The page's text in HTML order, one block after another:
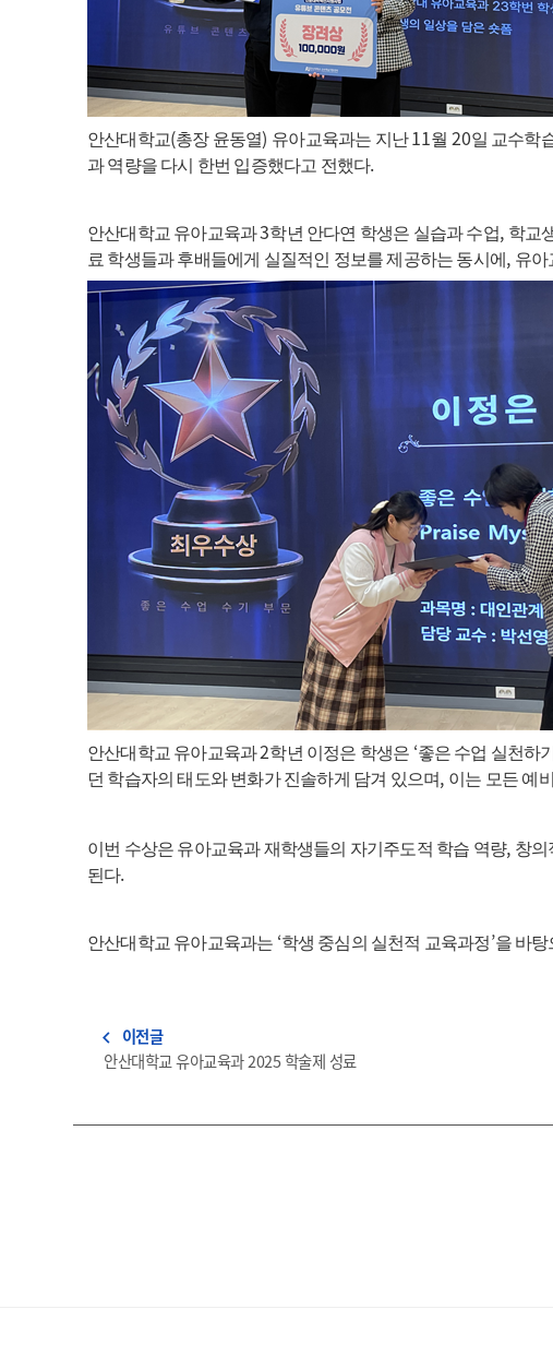
안산대학교(총장 윤동열) 유아교육과는 지난11월 20일 교수학
과 역량을 다시 한번 입증했다고 전했다.
안산대학교 유아교육과3학년 안다연 학생은 실습과 수업, 학교
료 학생들과 후배들에게 실질적인 정보를 제공하는 동시에 , 유아
안산대학교 유아교육과2학년 이정은 학생은 ‘좋은 수업 실천하기
던 학습자의 태도와 변화가 진솔하게 담겨 있으며, 이는 모든 예
이번 수상은 유아교육과 재학생들의 자기주도적 학습 역량, 창의
된다.
안산대학교 유아교육과는 ‘학생 중심의 실천적 교육과정’을 바탕
navigate_before 이전글
안산대학교 유아교육과 2025 학술제 성료